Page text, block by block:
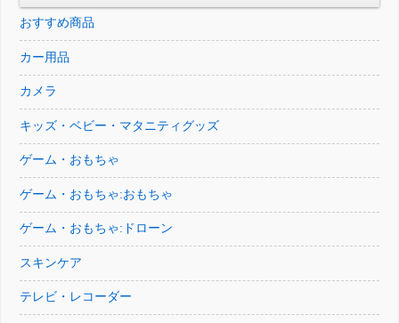
おすすめ商品
カー用品
カメラ
キッズ・ベビー・マタニティグッズ
ゲーム・おもちゃ
ゲーム・おもちゃ:おもちゃ
ゲーム・おもちゃ:ドローン
スキンケア
テレビ・レコーダー